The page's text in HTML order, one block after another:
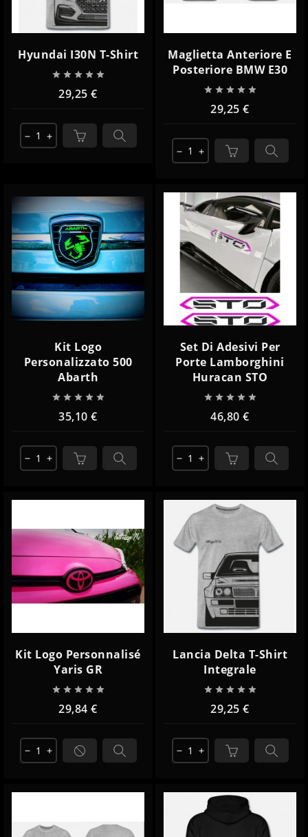
Hyundai I30N T-Shirt
    
29,25 €
remove add
Maglietta Anteriore E
Posteriore BMW E30
    
29,25 €
remove add
Kit Logo
Personalizzato 500
Abarth
    
35,10 €
remove add
Set Di Adesivi Per
Porte Lamborghini
Huracan STO
    
46,80 €
remove add
Kit Logo Personnalisé
Yaris GR
    
29,84 €
remove add
Lancia Delta T-Shirt
Integrale
    
29,25 €
remove add